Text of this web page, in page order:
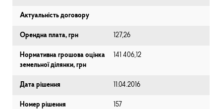
Актуальність договору
Орендна плата, грн 127,26
Нормативна грошова оцінка
земельної ділянки, грн
141 406,12
Дата рішення 11.04.2016
Номер рішення 157